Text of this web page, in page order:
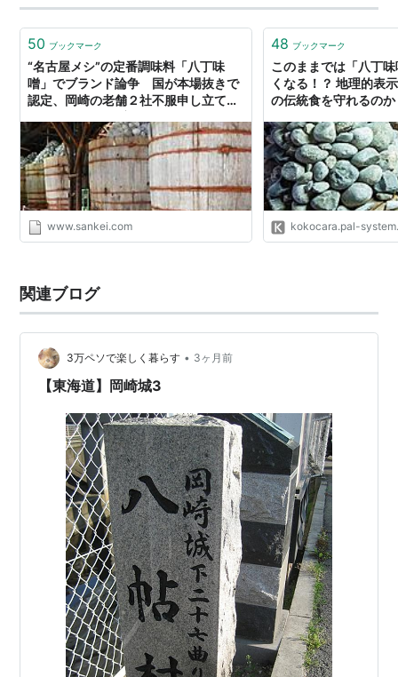
った桜通線が通って、各段に便利になっている…
50 ブックマーク
“名古屋メシ”の定番調味料「八丁味
噌」でブランド論争 国が本場抜きで
認定、岡崎の老舗２社不服申し立てへ
www.sankei.com
48 ブックマーク
このままでは「八丁
くなる！？ 地理的表
の伝統食を守れるの
ステムの情報メディア
kokocara.pal-
関連ブログ
3万ペソで楽しく暮らす • 3ヶ月前
【東海道】岡崎城3